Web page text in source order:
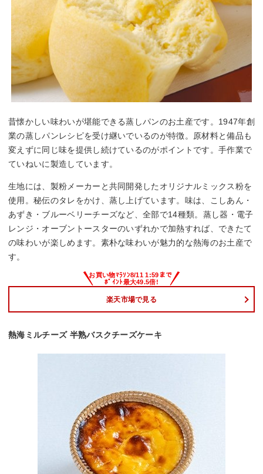
昔懐かしい味わいが堪能できる蒸しパンのお土産です。1947年創
業の蒸しパンレシピを受け継いでいるのが特徴。原材料と備品も
変えずに同じ味を提供し続けているのがポイントです。手作業で
ていねいに製造しています。
生地には、製粉メーカーと共同開発したオリジナルミックス粉を
使用。秘伝のタレをかけ、蒸し上げています。味は、こしあん・
あずき・ブルーベリーチーズなど、全部で14種類。蒸し器・電子
レンジ・オーブントースターのいずれかで加熱すれば、できたて
の味わいが楽しめます。素朴な味わいが魅力的な熱海のお土産で
す。
楽天市場で見る
熱海ミルチーズ 半熟バスクチーズケーキ